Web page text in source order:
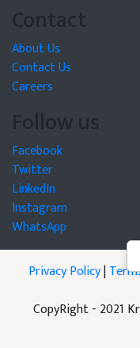
Contact
About Us
Contact Us
Careers
Follow us
Facebook
Twitter
LinkedIn
Instagram
WhatsApp
Privacy Policy|
CopyRight - 2021